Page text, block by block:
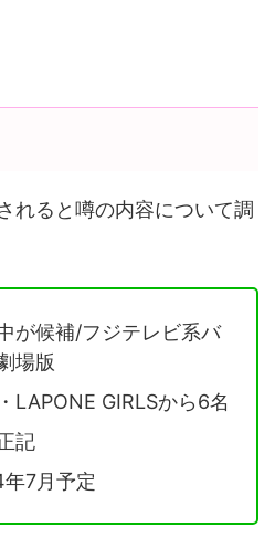
れると噂の内容について調
が候補/フジテレビ系バ
場版
GIRLSから6名
記
7月予定